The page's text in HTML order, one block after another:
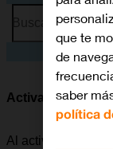
Busca por
Activar o
Al activar la
que te
de
saber
política